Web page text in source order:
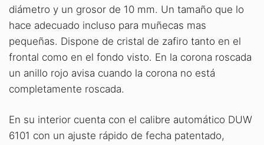
diámetro y un grosor de 10 mm. Un tamaño que lo
hace adecuado incluso para muñecas mas
pequeñas. Dispone de cristal de zafiro tanto en el
frontal como en el fondo visto. En la corona roscada
un anillo rojo avisa cuando la corona no está
completamente roscada.
En su interior cuenta con el calibre automático DUW
6101 con un ajuste rápido de fecha patentado,